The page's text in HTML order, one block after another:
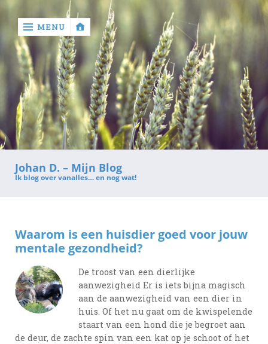
‹
return
Contact
MENU
Johan D. – Mijn Blog
Ik blog over vanalles… en nog wat!
Waarom is een huisdier goed voor jouw
mentale gezondheid?
De troost van een dierlijke
aanwezigheid Er is iets bijna magisch
aan de aanwezigheid van een dier in
huis. Of het nu gaat om de kwispelende
staart van een hond die je begroet aan
de deur, de zachte spin van een kat op je schoot of het